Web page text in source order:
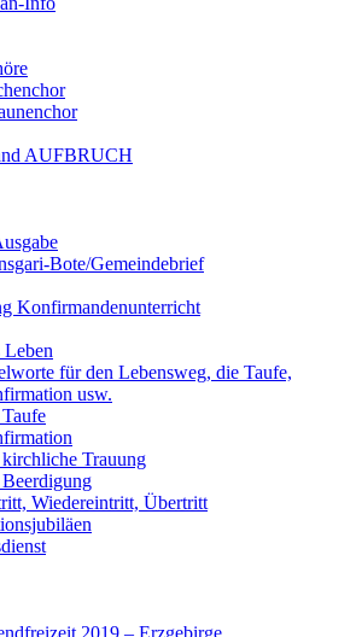
AUFBRUCH
Bote/Gemeindebrief
Konfirmandenunterricht
Leben
für den Lebensweg, die Taufe,
usw.
Trauung
Wiedereintritt, Übertritt
2019 – Erzgebirge